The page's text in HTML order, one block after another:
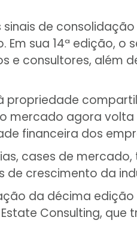
de consolidação
sua 14ª edição, o
e consultores, além
mercado agora
financeira dos
cases de
crescimento da
da décima
Consulting, que